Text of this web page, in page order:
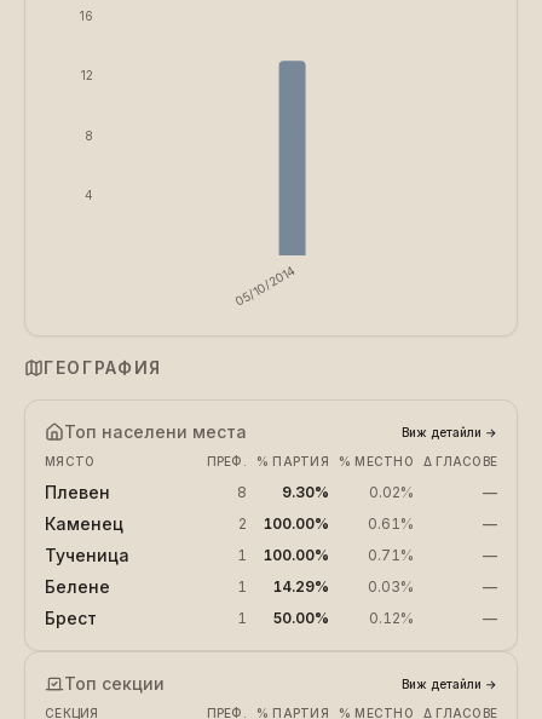
05/10/2014
4
8
12
16
ГЕОГРАФИЯ
Топ населени места Виж детайли →
МЯСТО
ПРЕФ. % ПАРТИЯ % МЕСТНО Δ ГЛАСОВЕ
Плевен 8 9.30% 0.02% —
Каменец 2 100.00% 0.61% —
Тученица 1 100.00% 0.71% —
Белене 1 14.29% 0.03% —
Брест 1 50.00% 0.12% —
Топ секции Виж детайли →
СЕКЦИЯ
ПРЕФ. % ПАРТИЯ % МЕСТНО Δ ГЛАСОВЕ